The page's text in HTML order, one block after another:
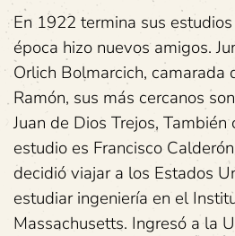
En 1922 termina sus
época hizo nuevos amigos.
Orlich Bolmarcich, camarada
Ramón, sus más cercanos
Juan de Dios Trejos,
estudio es Francisco
decidió viajar a los Estados
estudiar ingeniería en el
Massachusetts. Ingresó a la